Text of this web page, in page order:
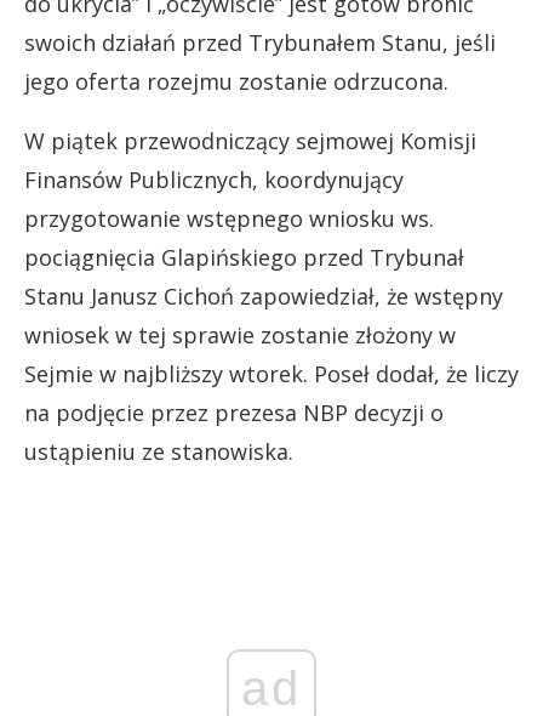
swoich działań przed Trybunałem Stanu, jeśli
jego oferta rozejmu zostanie odrzucona.
W piątek przewodniczący sejmowej Komisji
Finansów Publicznych, koordynujący
przygotowanie wstępnego wniosku ws.
pociągnięcia Glapińskiego przed Trybunał
Stanu Janusz Cichoń zapowiedział, że wstępny
wniosek w tej sprawie zostanie złożony w
Sejmie w najbliższy wtorek. Poseł dodał, że liczy
na podjęcie przez prezesa NBP decyzji o
ustąpieniu ze stanowiska.
ad